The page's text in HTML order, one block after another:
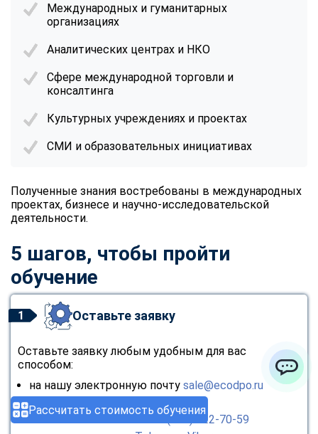
Рассчитать стоимость обучения
Международных и гуманитарных
организациях
Аналитических центрах и НКО
Сфере международной торговли и
консалтинга
Культурных учреждениях и проектах
СМИ и образовательных инициативах
Полученные знания востребованы в международных
проектах, бизнесе и научно-исследовательской
деятельности.
5 шагов, чтобы пройти
обучение
1 Оставьте заявку
Оставьте заявку любым удобным для вас
способом:
на нашу электронную почту sale@ecodpo.ru
форму обратной связи
8 (800) 222-70-59
ChatApp